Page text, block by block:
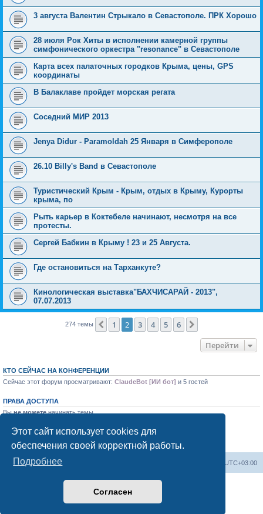
Этот сайт использует cookies для
обеспечения своей корректной работы.
Подробнее
Согласен
3 августа Валентин Стрыкало в Севастополе. ПРК Хорошо
28 июля Рок Хиты в исполнении камерной группы
симфонического оркестра "resonance" в Севастополе
Карта всех палаточных городков Крыма, цены, GPS
координаты
В Балаклаве пройдет морская регата
Соседний МИР 2013
Jenya Didur - Paramoldah 25 Января в Симферополе
26.10 Billy's Band в Севастополе
Туристический Крым - Крым, отдых в Крыму, Курорты
крыма, по
Рыть карьер в Коктебеле начинают, несмотря на все
протесты.
Сергей Бабкин в Крыму ! 23 и 25 Августа.
Где остановиться на Тарханкуте?
Кинологическая выставка"БАХЧИСАРАЙ - 2013",
07.07.2013
274 темы Пред.
1 2 3 4 5 6
Перейти
КТО СЕЙЧАС НА КОНФЕРЕНЦИИ
Сейчас этот форум просматривают: ClaudeBot [ИИ бот] и 5 гостей
ПРАВА ДОСТУПА
Выне можетеначинать темы
Выне можетередактировать свои сообщения
Выне можете удалять свои сообщения
Выне можетедобавлять вложения
Форум «Весь Крым» UTC+03:00
Создано на основе phpBB® Forum Software © phpBB Limited
Конфиденциальность